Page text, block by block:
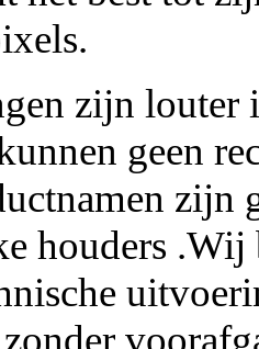
zijn louter
geen
zijn
houders .Wij